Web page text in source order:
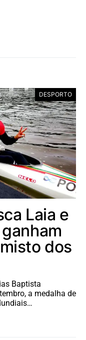
DESPORTO
Laia e
dos
Baptista
a medalha de